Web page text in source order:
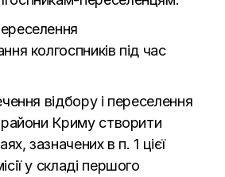
колгоспників під час
відбору і переселення
райони Криму створити
зазначених в п. 1 цієї
у складі першого